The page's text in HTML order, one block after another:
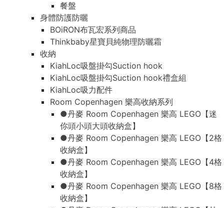
餐盤
身體防護防曬
BOiRON布瓦宏系列商品
Thinkbaby星寶貝純物理防曬霜
收納
KiahLoc吸盤掛勾Suction hook
KiahLoc吸盤掛勾Suction hook禮盒組
KiahLoc吸力配件
Room Copenhagen 樂高收納系列
●丹麥 Room Copenhagen 樂高 LEGO【迷
你頭小頭大頭收納盒】
●丹麥 Room Copenhagen 樂高 LEGO【2格
收納盒】
●丹麥 Room Copenhagen 樂高 LEGO【4格
收納盒】
●丹麥 Room Copenhagen 樂高 LEGO【8格
收納盒】